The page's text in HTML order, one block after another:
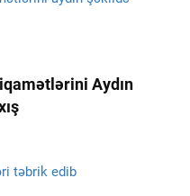
Aydın